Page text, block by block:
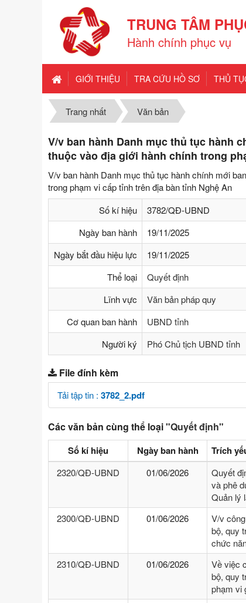
TRUNG TÂM
Hành chính phục vụ
GIỚI THIỆU TRA CỨU HỒ SƠ THỦ
Trang nhất Văn bản
V/v ban hành Danh mục thủ tục hành
thuộc vào địa giới hành chính trong
V/v ban hành Danh mục thủ tục hành chính mới
trong phạm vi cấp tỉnh trên địa bàn tỉnh Nghệ An
Số kí hiệu
3782/QĐ-UBND
Ngày ban hành
19/11/2025
Ngày bắt đầu hiệu lực
19/11/2025
Thể loại
Quyết định
Lĩnh vực
Văn bản pháp quy
Cơ quan ban hành
UBND tỉnh
Người ký
Phó Chủ tịch UBND tỉnh
File đính kèm
Tải tập tin : 3782_2.pdf
Các văn bản cùng thể loại"Quyết định"
Số kí hiệu Ngày ban hành Trích
2320/QĐ-UBND 01/06/2026
Quyết
và phê
Quản lý
2300/QĐ-UBND
01/06/2026
V/v
bộ, quy
chức
2310/QĐ-UBND
01/06/2026
Về việc
bộ, quy
phạm vi